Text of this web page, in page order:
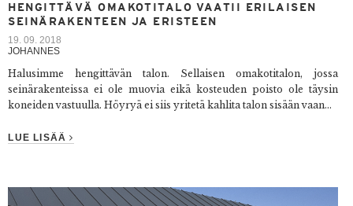
HENGITTÄVÄ OMAKOTITALO VAATII ERILAISEN
SEINÄRAKENTEEN JA ERISTEEN
19. 09. 2018
JOHANNES
Halusimme hengittävän talon. Sellaisen omakotitalon, jossa
seinärakenteissa ei ole muovia eikä kosteuden poisto ole täysin
koneiden vastuulla. Höyryä ei siis yritetä kahlita talon sisään vaan...
LUE LISÄÄ